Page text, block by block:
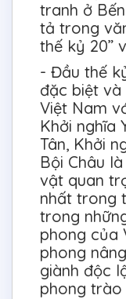
tranh ở
tả trong
thế kỷ 20”
- Đầu thế
đặc biệt
Việt Nam
Khởi nghĩa
Tân, Khởi
Bội Châu
vật quan
nhất trong
trong
phong của
phong
giành độc
phong trào